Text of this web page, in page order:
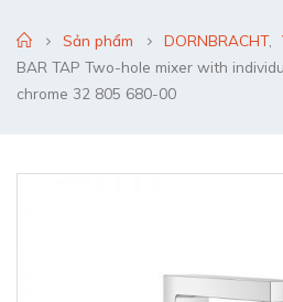
Sản phẩm DORNBRACHT,
BAR TAP Two-hole mixer with
chrome 32 805 680-00